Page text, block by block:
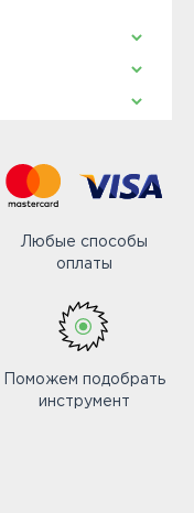
Любые способы
оплаты
Поможем подобрать
инструмент